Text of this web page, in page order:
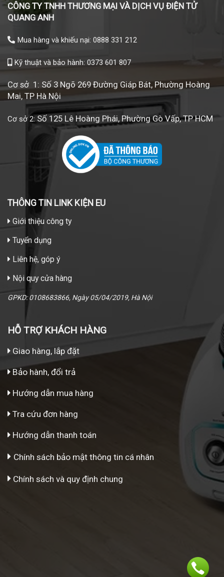
CÔNG TY TNHH THƯƠNG MẠI VÀ DỊCH VỤ ĐIỆN TỬ
QUANG ANH
Mua hàng và khiếu nại: 0888 331 212
Kỹ thuật và bảo hành: 0373 601 807
Cơ sở 1: Số 3 Ngõ 269 Đường Giáp Bát, Phường Hoàng
Mai, TP Hà Nội
Cơ sở 2: Số 125 Lê Hoàng Phái, Phường Gò Vấp, TP HCM
THÔNG TIN LINK KIỆN EU
Giới thiệu công ty
Tuyển dụng
Liên hệ, góp ý
Nội quy cửa hàng
GPKD: 0108683866, Ngày 05/04/2019, Hà Nội
HỖ TRỢ KHÁCH HÀNG
Giao hàng, lắp đặt
Bảo hành, đổi trả
Hướng dẫn mua hàng
Tra cứu đơn hàng
Hướng dẫn thanh toán
Chính sách bảo mật thông tin cá nhân
Chính sách và quy định chung